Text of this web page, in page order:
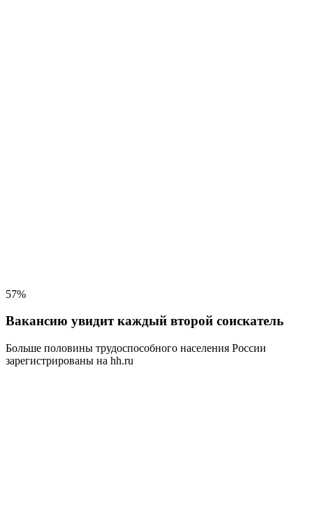
57%
Вакансию увидит каждый второй соискатель
Больше половины трудоспособного населения России
зарегистрированы на hh.ru